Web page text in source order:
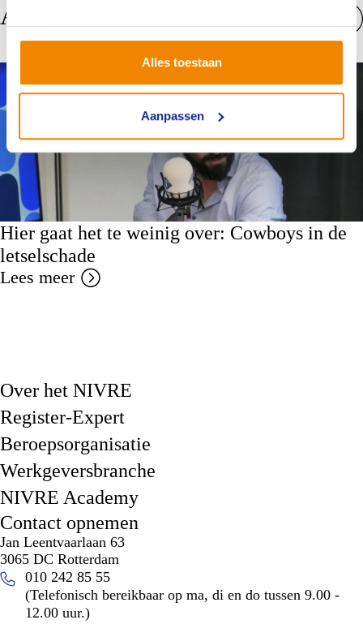
Alles toestaan
Aanpassen
Anderen bekeken ook
Bekijk alles
Hier gaat het te weinig over: Cowboys in de
letselschade
Lees meer
Over het NIVRE
Register-Expert
Beroepsorganisatie
Werkgeversbranche
NIVRE Academy
Contact opnemen
Jan Leentvaarlaan 63
3065 DC Rotterdam
010 242 85 55
(Telefonisch bereikbaar op ma, di en do tussen 9.00 -
12.00 uur.)